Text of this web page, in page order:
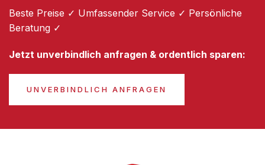
Beste Preise ✓ Umfassender Service ✓ Persönliche
Beratung ✓
Jetzt unverbindlich anfragen & ordentlich sparen:
UNVERBINDLICH ANFRAGEN